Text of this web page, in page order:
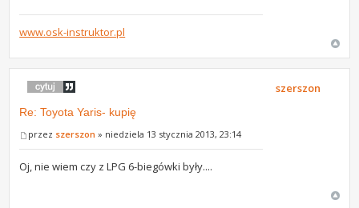
www.osk-instruktor.pl
Re: Toyota Yaris- kupię
przez szerszon » niedziela 13 stycznia 2013, 23:14
Oj, nie wiem czy z LPG 6-biegówki były....
szerszon